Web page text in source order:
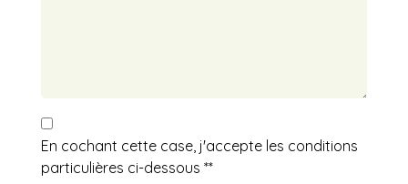
En cochant cette case, j'accepte les conditions
particulières ci-dessous **